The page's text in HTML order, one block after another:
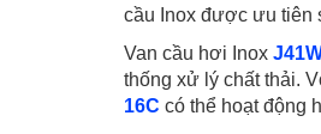
cầu Inox được ưu tiên
Van cầu hơi Inox
thống xử lý chất thải.
16C có thể hoạt động